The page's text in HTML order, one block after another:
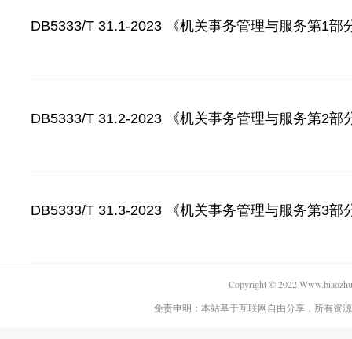
DB5333/T 31.1-2023 《机关事务管理与服务第1部
DB5333/T 31.2-2023 《机关事务管理与服务第2部
DB5333/T 31.3-2023 《机关事务管理与服务第3部
Copyright © 2022
免责申明：本站基于互联网自由分享，所有资